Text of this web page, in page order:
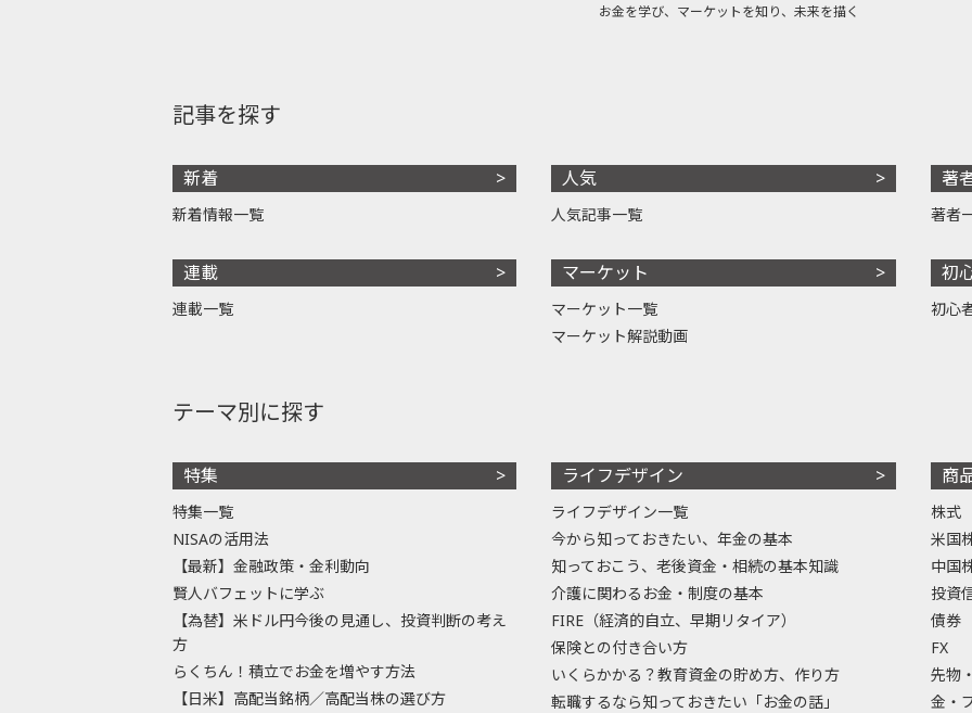
お金を学び、マーケットを知り、未来を描く
記事を探す
新着
新着情報一覧
連載
連載一覧
人気
人気記事一覧
マーケット
マーケット一覧
マーケット解説動画
著
著者
初
初心
テーマ別に探す
特集
特集一覧
NISAの活用法
【最新】金融政策・金利動向
賢人バフェットに学ぶ
【為替】米ドル円今後の見通し、投資判断の考え
方
らくちん！積立でお金を増やす方法
【日米】高配当銘柄／高配当株の選び方
ライフデザイン
ライフデザイン一覧
今から知っておきたい、年金の基本
知っておこう、老後資金・相続の基本知識
介護に関わるお金・制度の基本
FIRE（経済的自立、早期リタイア）
保険との付き合い方
いくらかかる？教育資金の貯め方、作り方
転職するなら知っておきたい「お金の話」
商
株式
米国
中国
投資
債券
FX
先物
金・